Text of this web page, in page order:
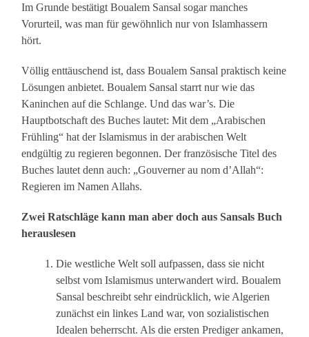
Im Grunde bestätigt Boualem Sansal sogar manches
Vorurteil, was man für gewöhnlich nur von Islamhassern
hört.
Völlig enttäuschend ist, dass Boualem Sansal praktisch keine
Lösungen anbietet. Boualem Sansal starrt nur wie das
Kaninchen auf die Schlange. Und das war’s. Die
Hauptbotschaft des Buches lautet: Mit dem „Arabischen
Frühling“ hat der Islamismus in der arabischen Welt
endgültig zu regieren begonnen. Der französische Titel des
Buches lautet denn auch: „Gouverner au nom d’Allah“:
Regieren im Namen Allahs.
Zwei Ratschläge kann man aber doch aus Sansals Buch
herauslesen
Die westliche Welt soll aufpassen, dass sie nicht
selbst vom Islamismus unterwandert wird. Boualem
Sansal beschreibt sehr eindrücklich, wie Algerien
zunächst ein linkes Land war, von sozialistischen
Idealen beherrscht. Als die ersten Prediger ankamen,